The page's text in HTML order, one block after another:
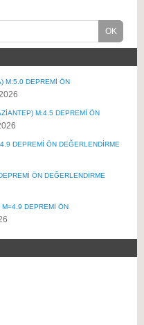
M:5.0 DEPREMİ ÖN
M:4.5 DEPREMİ ÖN
DEPREMİ ÖN DEĞERLENDİRME
ÖN DEĞERLENDİRME
M=4.9 DEPREMİ ÖN